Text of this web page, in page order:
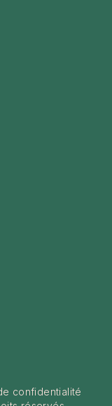
confidentialité